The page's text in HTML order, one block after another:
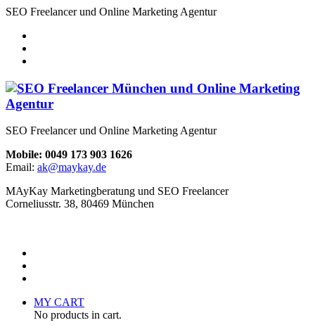
SEO Freelancer und Online Marketing Agentur
SEO Freelancer und Online Marketing Agentur
Mobile: 0049 173 903 1626
Email: ak@maykay.de
MAyKay Marketingberatung und SEO Freelancer
Corneliusstr. 38, 80469 München
MY CART
No products in cart.